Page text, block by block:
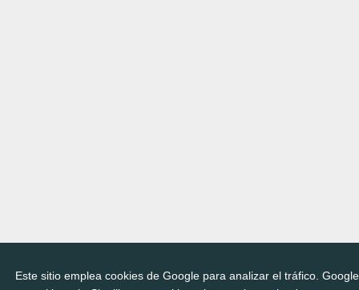
Este sitio emplea cookies de Google para analizar el tráfico.